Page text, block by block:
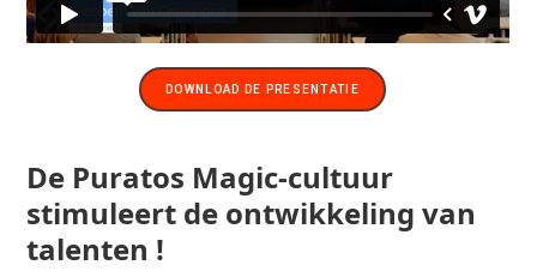
DOWNLOAD DE PRESENTATIE
De Puratos Magic-cultuur
stimuleert de ontwikkeling van
talenten !